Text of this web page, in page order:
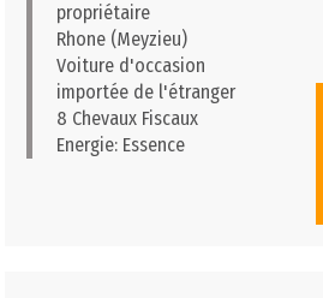
propriétaire
Rhone (Meyzieu)
Voiture d'occasion
importée de l'étranger
8 Chevaux Fiscaux
Energie: Essence